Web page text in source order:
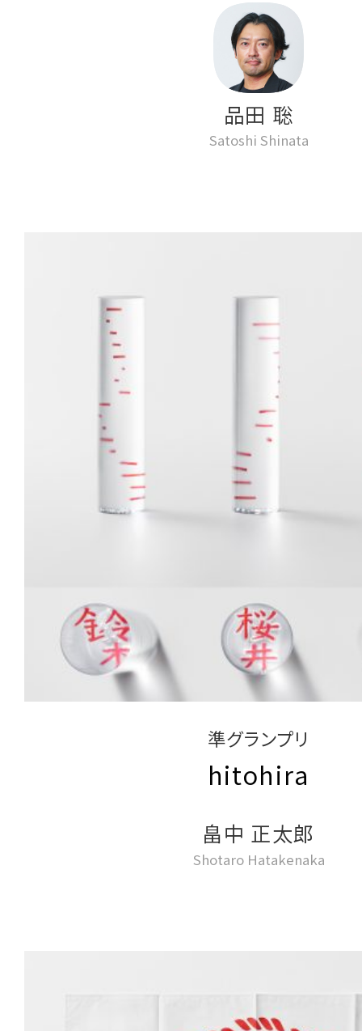
品田 聡
Satoshi Shinata
準グランプリ
hitohira
畠中 正太郎
Shotaro Hatakenaka